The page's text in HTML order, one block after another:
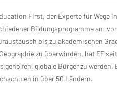
First, der Experte für Wege
Bildungsprogramme an:
bis zu akademischen
zu überwinden, hat EF
geholfen, globale Bürger zu
in über 50 Ländern.